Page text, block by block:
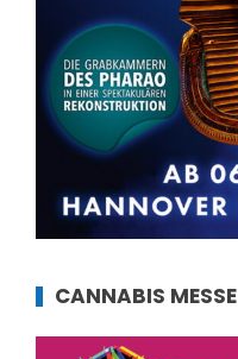
CANNABIS MESSE